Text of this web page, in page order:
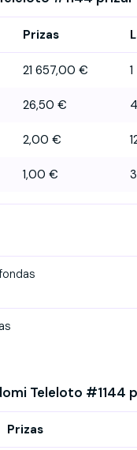
Prizas
21 657,00 € 1
26,50 €
2,00 €
1,00 €
Teleloto #1144
Prizas